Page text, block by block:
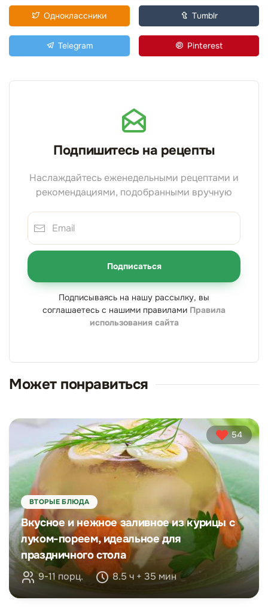
Одноклассники Tumblr
Telegram Pinterest
Подпишитесь на рецепты
Наслаждайтесь еженедельными рецептами и
рекомендациями, подобранными вручную
Подписаться
Подписываясь на нашу рассылку, вы
соглашаетесь с нашими правилами Правила
использования сайта
Может понравиться
54
ВТОРЫЕ БЛЮДА
Вкусное и нежное заливное из курицы с
луком-пореем, идеальное для
праздничного стола
9-11 порц. 8.5 ч + 35 мин